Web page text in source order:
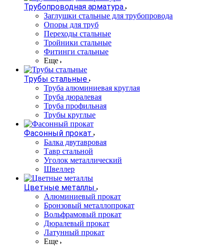
Трубопроводная арматура
Заглушки стальные для трубопровода
Опоры для труб
Переходы стальные
Тройники стальные
Фитинги стальные
Еще
Трубы стальные
Труба алюминиевая круглая
Труба дюралевая
Труба профильная
Трубы круглые
Фасонный прокат
Балка двутавровая
Тавр стальной
Уголок металлический
Швеллер
Цветные металлы
Алюминиевый прокат
Бронзовый металлопрокат
Вольфрамовый прокат
Дюралевый прокат
Латунный прокат
Еще